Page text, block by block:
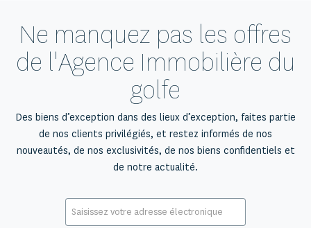
Ne manquez pas les offres
de l'Agence Immobilière du
golfe
Des biens d’exception dans des lieux d’exception, faites partie
de nos clients privilégiés, et restez informés de nos
nouveautés, de nos exclusivités, de nos biens confidentiels et
de notre actualité.
E-